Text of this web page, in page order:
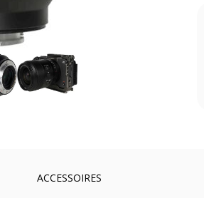
ACCESSOIRES